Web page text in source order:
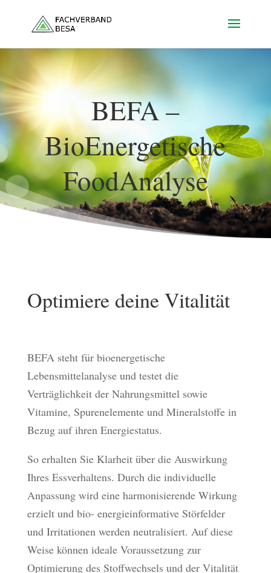
BEFA –
BioEnergetische
FoodAnalyse
Optimiere deine Vitalität
BEFA steht für bioenergetische
Lebensmittelanalyse und testet die
Verträglichkeit der Nahrungsmittel sowie
Vitamine, Spurenelemente und Mineralstoffe in
Bezug auf ihren Energiestatus.
So erhalten Sie Klarheit über die Auswirkung
Ihres Essverhaltens. Durch die individuelle
Anpassung wird eine harmonisierende Wirkung
erzielt und bio- energieinformative Störfelder
und Irritationen werden neutralisiert. Auf diese
Weise können ideale Voraussetzung zur
Optimierung des Stoffwechsels und der Vitalität